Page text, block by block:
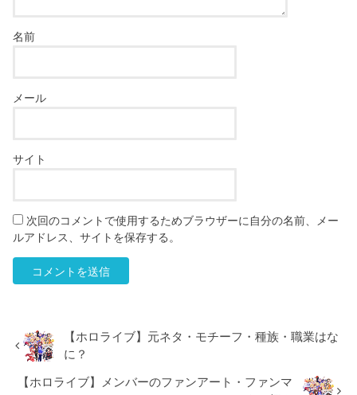
名前
メール
サイト
次回のコメントで使用するためブラウザーに自分の名前、メー
ルアドレス、サイトを保存する。
【ホロライブ】元ネタ・モチーフ・種族・職業はな
に？
【ホロライブ】メンバーのファンアート・ファンマ